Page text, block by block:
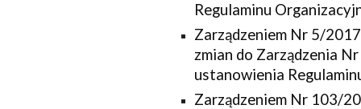
Regulaminu
Zarządzeniem Nr 5/
zmian do Zarządzenia
ustanowienia
Zarządzeniem Nr 103/